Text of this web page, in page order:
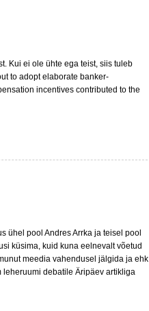
Kui ei ole ühte ega teist, siis tuleb
to adopt elaborate banker-
incentives contributed to the
ühel pool Andres Arrka ja teisel pool
küsima, kuid kuna eelnevalt võetud
meedia vahendusel jälgida ja ehk
debatile Äripäev artikliga